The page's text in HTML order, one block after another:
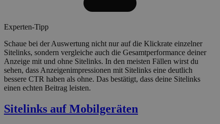
Experten-Tipp
Schaue bei der Auswertung nicht nur auf die Klickrate einzelner
Sitelinks, sondern vergleiche auch die Gesamtperformance deiner
Anzeige mit und ohne Sitelinks. In den meisten Fällen wirst du
sehen, dass Anzeigenimpressionen mit Sitelinks eine deutlich
bessere CTR haben als ohne. Das bestätigt, dass deine Sitelinks
einen echten Beitrag leisten.
Sitelinks auf Mobilgeräten